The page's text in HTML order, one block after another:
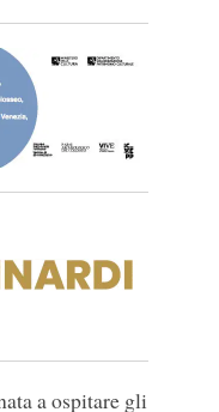
a ospitare gli